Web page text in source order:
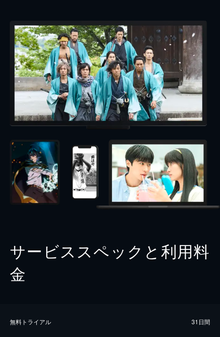
サービススペックと利用料
金
無料トライアル 31日間